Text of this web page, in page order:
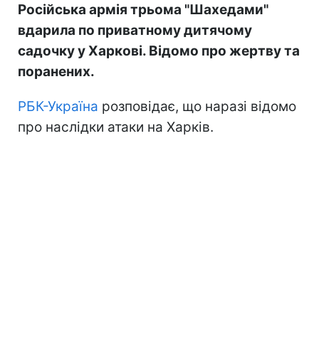
Російська армія трьома "Шахедами"
вдарила по приватному дитячому
садочку у Харкові. Відомо про жертву та
поранених.
РБК-Україна розповідає, що наразі відомо
про наслідки атаки на Харків.